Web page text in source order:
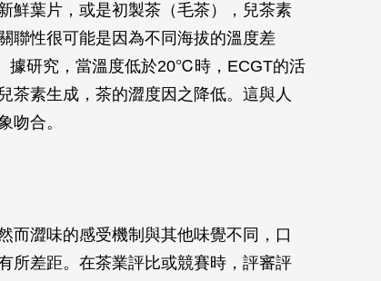
鮮葉片，或是初製茶（毛茶），兒茶素
聯性很可能是因為不同海拔的溫度差
據研究，當溫度低於20℃時，ECGT的活
茶素生成，茶的澀度因之降低。這與人
吻合。
而澀味的感受機制與其他味覺不同，口
所差距。在茶業評比或競賽時，評審評